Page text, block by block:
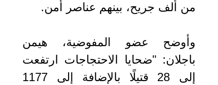
من ألف جريح، بينهم عناصر أمن.
وأوضح عضو المفوضية، هيمن
باجلان: "ضحايا الاحتجاجات ارتفعت
إلى 28 قتيلًا بالإضافة إلى 1177